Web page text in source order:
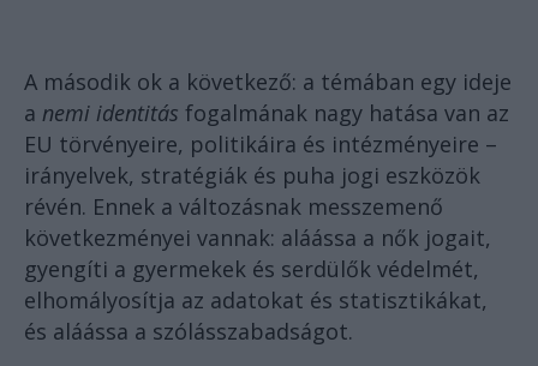
A második ok a következő: a témában egy ideje
a nemi identitás fogalmának nagy hatása van az
EU törvényeire, politikáira és intézményeire –
irányelvek, stratégiák és puha jogi eszközök
révén. Ennek a változásnak messzemenő
következményei vannak: aláássa a nők jogait,
gyengíti a gyermekek és serdülők védelmét,
elhomályosítja az adatokat és statisztikákat,
és aláássa a szólásszabadságot.